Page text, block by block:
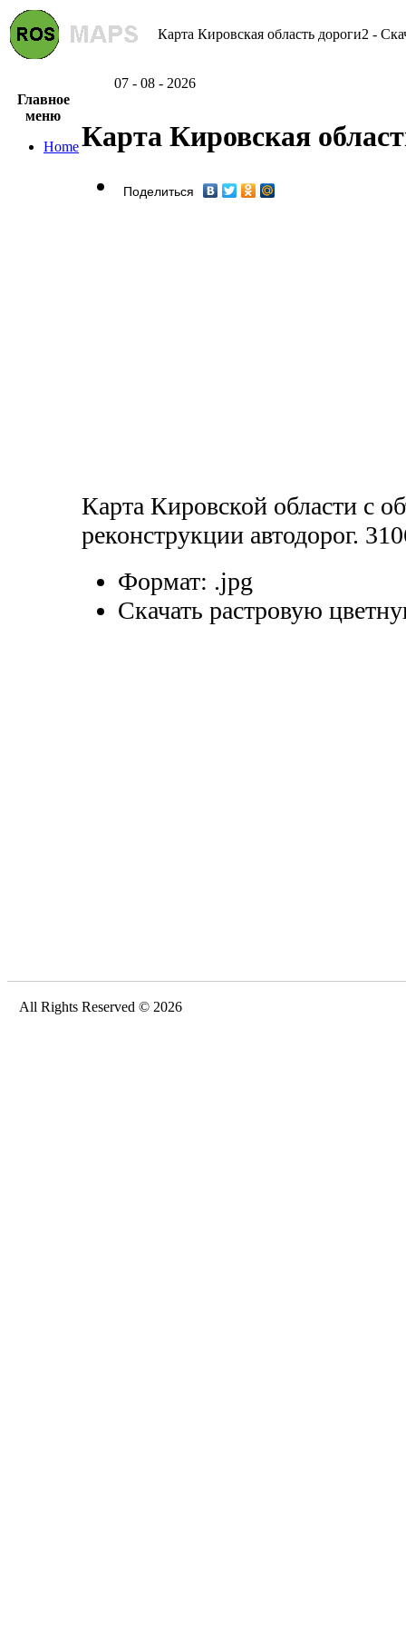
Карта Кировская область дороги2 -
07 - 08 - 2026
Главное
меню
HomeКарта Кировская
Поделиться
Карта Кировской области с
реконструкции автодорог.
Формат: .jpg
Скачать растровую
All Rights Reserved © 2026